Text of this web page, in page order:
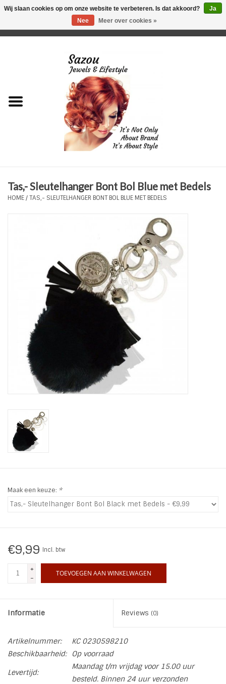
Just for Him
Plus Size Sieraden
Haaraccesoires
Zonnebrillen
Fashion
ON THE BEACH
Charmin*s
Ohlala Jewels
LIFESTYLE PRODUCTEN
SALE
Tas,- Sleutelhanger Bont Bol Blue met Bedels
HOME/TAS,- SLEUTELHANGER BONT BOL BLUE MET BEDELS
Maak een keuze: *
€9,99 Incl. btw
+
-
TOEVOEGEN AAN WINKELWAGEN
Informatie Reviews (0)
Artikelnummer:
KC 0230598210
Beschikbaarheid:
Op voorraad
Levertijd:
Maandag t/m vrijdag voor 15.00 uur
besteld. Binnen 24 uur verzonden
Wij slaan cookies op om onze website te verbeteren. Is dat akkoord?
Ja
Nee
Meer over cookies »